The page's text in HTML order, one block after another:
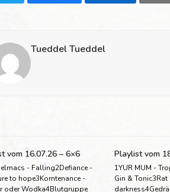
Tueddel Tueddel
vom 16.07.26 – 6×6
- Falling2Defiance -
to hope3Korntenance -
oder Wodka4Blutgruppe
Playlist vom
1YUR MUM -
Gin &